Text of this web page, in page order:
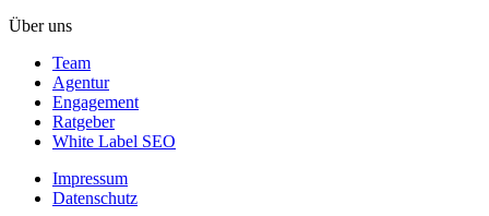
Über uns
Team
Agentur
Engagement
Ratgeber
White Label SEO
Impressum
Datenschutz